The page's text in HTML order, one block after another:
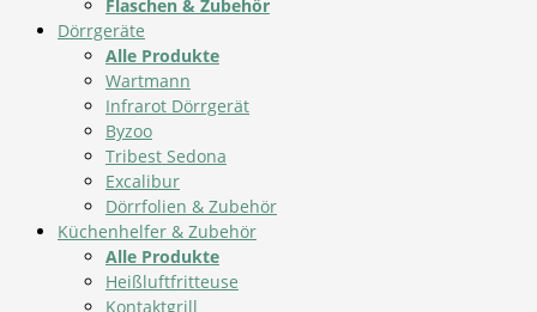
Flaschen & Zubehör
Dörrgeräte
Alle Produkte
Wartmann
Infrarot Dörrgerät
Byzoo
Tribest Sedona
Excalibur
Dörrfolien & Zubehör
Küchenhelfer & Zubehör
Alle Produkte
Heißluftfritteuse
Kontaktgrill